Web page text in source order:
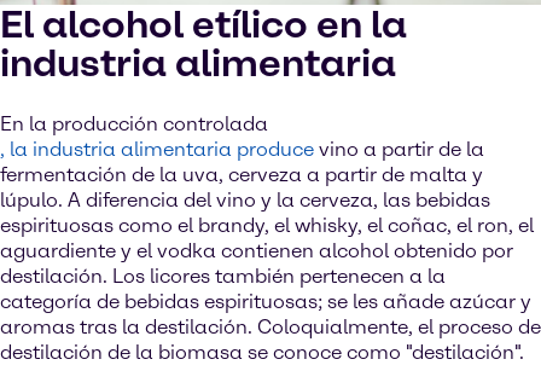
El alcohol etílico en la
industria alimentaria
En la producción controlada
, la industria alimentaria produce vino a partir de la
fermentación de la uva, cerveza a partir de malta y
lúpulo. A diferencia del vino y la cerveza, las bebidas
espirituosas como el brandy, el whisky, el coñac, el ron, el
aguardiente y el vodka contienen alcohol obtenido por
destilación. Los licores también pertenecen a la
categoría de bebidas espirituosas; se les añade azúcar y
aromas tras la destilación. Coloquialmente, el proceso de
destilación de la biomasa se conoce como "destilación".